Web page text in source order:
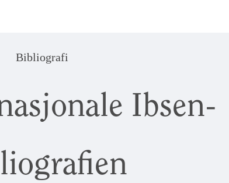
Bibliografi
Ibsen-